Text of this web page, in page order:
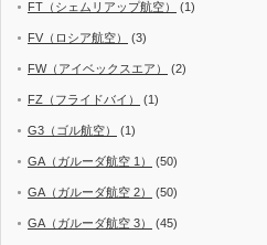
FT（シェムリアップ航空） (1)
FV（ロシア航空） (3)
FW（アイベックスエア） (2)
FZ（フライドバイ） (1)
G3（ゴル航空） (1)
GA（ガルーダ航空 1） (50)
GA（ガルーダ航空 2） (50)
GA（ガルーダ航空 3） (45)